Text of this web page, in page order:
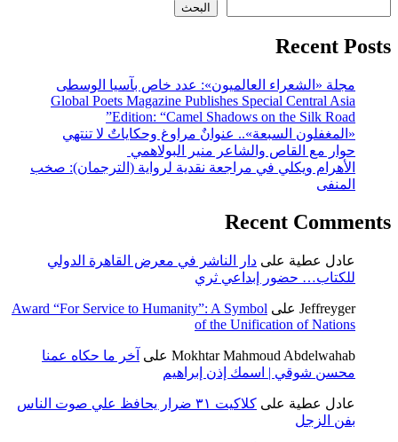
البحث
Recent Posts
مجلة «الشعراء العالميون»: عدد خاص بآسيا الوسطى
Global Poets Magazine Publishes Special Central Asia
Edition: “Camel Shadows on the Silk Road”
«المغفلون السبعة».. عنوانٌ مراوغ وحكاياتٌ لا تنتهي
حوار مع القاص والشاعر منير البولاهمي
الأهرام ويكلي في مراجعة نقدية لرواية (الترجمان): صخب
المنفى
Recent Comments
عادل عطية على دار الناشر في معرض القاهرة الدولي
للكتاب… حضور إبداعي ثري
Jeffreyger على Award “For Service to Humanity”: A Symbol
of the Unification of Nations
Mokhtar Mahmoud Abdelwahab على آخر ما حكاه عمنا
محسن شوقي | اسمك إذن إبراهيم
عادل عطية على
كلاكيت ٣١ ضرار يحافظ علي صوت الناس
بفن الزجل